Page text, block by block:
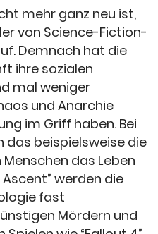
mehr ganz neu ist,
von Science-Fiction-
Demnach hat die
ihre sozialen
mal weniger
und Anarchie
im Griff haben. Bei
das beispielsweise die
das Leben
werden die
fast
Mördern und